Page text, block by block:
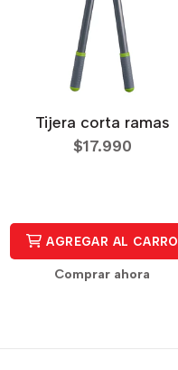
Tijera corta ramas
$17.990
AGREGAR AL CARRO
Comprar ahora